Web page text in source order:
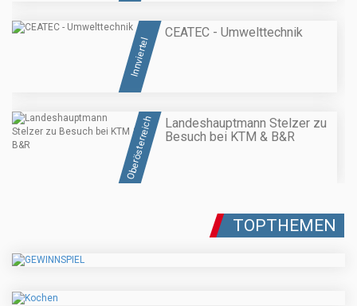
Innviertel
CEATEC - Umwelttechnik
Oberösterreich
Landeshauptmann Stelzer zu
Besuch bei KTM & B&R
TOPTHEMEN